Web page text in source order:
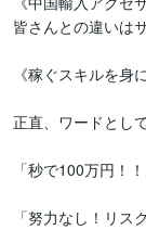
皆さんとの違いは
《稼ぐスキルを身
正直、ワードとし
「秒で100万円！！
「努力なし！リス